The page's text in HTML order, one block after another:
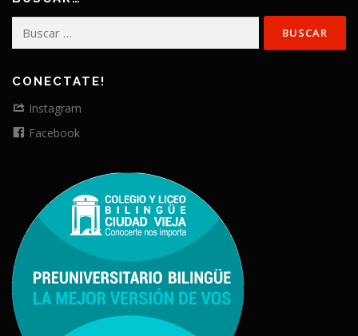
CONECTATE!
Instagram
Facebook